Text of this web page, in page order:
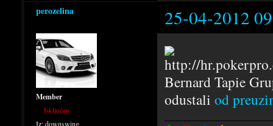
perozelina 25-04-2012
Member
Isključen
Iz:downswing
Bernard Tapie
odustali od